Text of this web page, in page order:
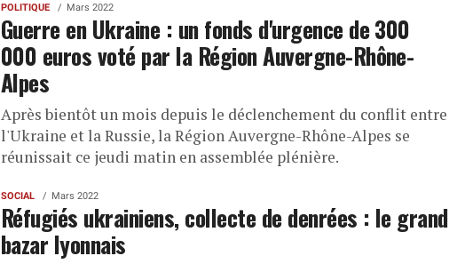
POLITIQUE Mars 2022
Guerre en Ukraine : un fonds d'urgence de 300
000 euros voté par la Région Auvergne-Rhône-
Alpes
Après bientôt un mois depuis le déclenchement du conflit entre
l'Ukraine et la Russie, la Région Auvergne-Rhône-Alpes se
réunissait ce jeudi matin en assemblée plénière.
SOCIAL Mars 2022
Réfugiés ukrainiens, collecte de denrées : le grand
bazar lyonnais